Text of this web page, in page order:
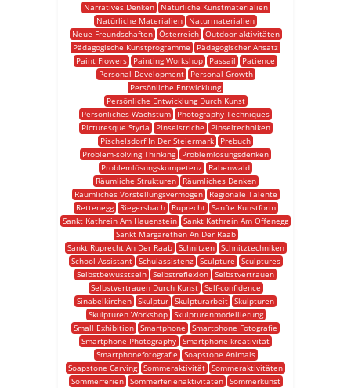
Narratives Denken
Natürliche Kunstmaterialien
Natürliche Materialien
Naturmaterialien
Neue Freundschaften
Österreich
Outdoor-aktivitäten
Pädagogische Kunstprogramme
Pädagogischer Ansatz
Paint Flowers
Painting Workshop Passail
Patience
Personal Development
Personal Growth
Persönliche Entwicklung
Persönliche Entwicklung Durch Kunst
Persönliches Wachstum
Photography Techniques
Picturesque Styria
Pinselstriche
Pinseltechniken
Pischelsdorf In Der Steiermark
Prebuch
Problem-solving Thinking
Problemlösungsdenken
Problemlösungskompetenz
Rabenwald
Räumliche Strukturen
Räumliches Denken
Räumliches Vorstellungsvermögen
Regionale Talente
Rettenegg
Riegersbach Ruprecht
Sanfte Kunstform
Sankt Kathrein Am Hauenstein Sankt Kathrein Am Offenegg
Sankt Margarethen An Der Raab
Sankt Ruprecht An Der Raab
Schnitzen
Schnitztechniken
School Assistant
Schulassistenz Sculpture
Sculptures
Selbstbewusstsein Selbstreflexion Selbstvertrauen
Selbstvertrauen Durch Kunst
Self-confidence
Sinabelkirchen Skulptur Skulpturarbeit Skulpturen
Skulpturen Workshop
Skulpturenmodellierung
Small Exhibition Smartphone
Smartphone Fotografie
Smartphone Photography Smartphone-kreativität
Smartphonefotografie
Soapstone Animals
Soapstone Carving Sommeraktivität Sommeraktivitäten
Sommerferien
Sommerferienaktivitäten
Sommerkunst